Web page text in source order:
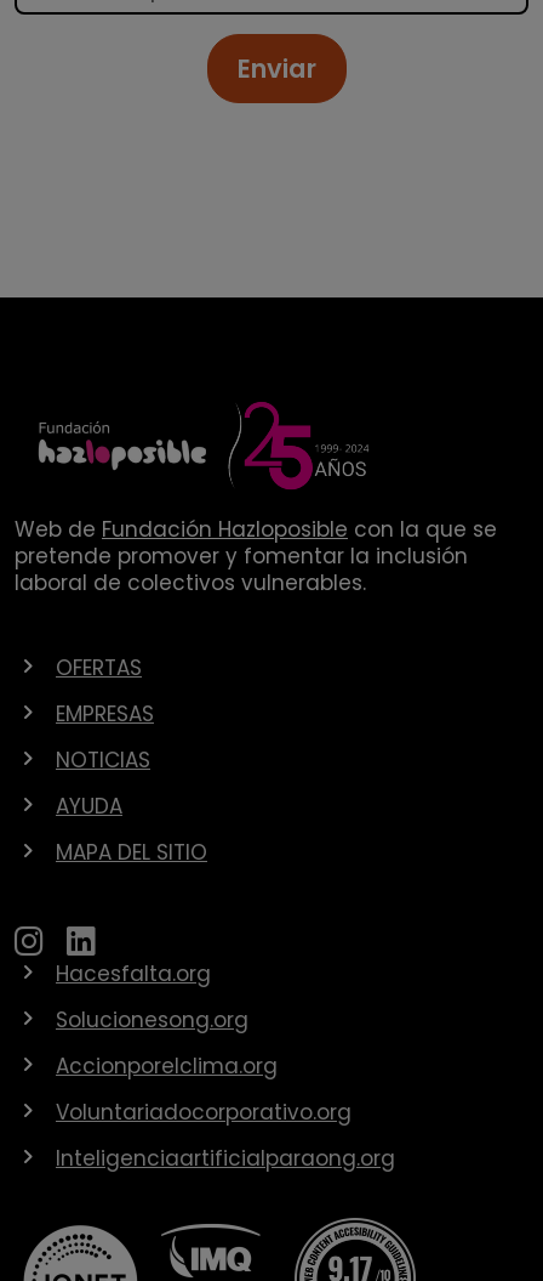
Enviar
Web de Fundación Hazloposible con la que se
pretende promover y fomentar la inclusión
laboral de colectivos vulnerables.
OFERTAS
EMPRESAS
NOTICIAS
AYUDA
MAPA DEL SITIO
Hacesfalta.org
Solucionesong.org
Accionporelclima.org
Voluntariadocorporativo.org
Inteligenciaartificialparaong.org